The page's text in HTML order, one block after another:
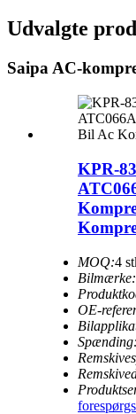
Udvalgte
Saipa AC-
KPR-
MOQ:4
Bilmærke:
OE-
Spænding: